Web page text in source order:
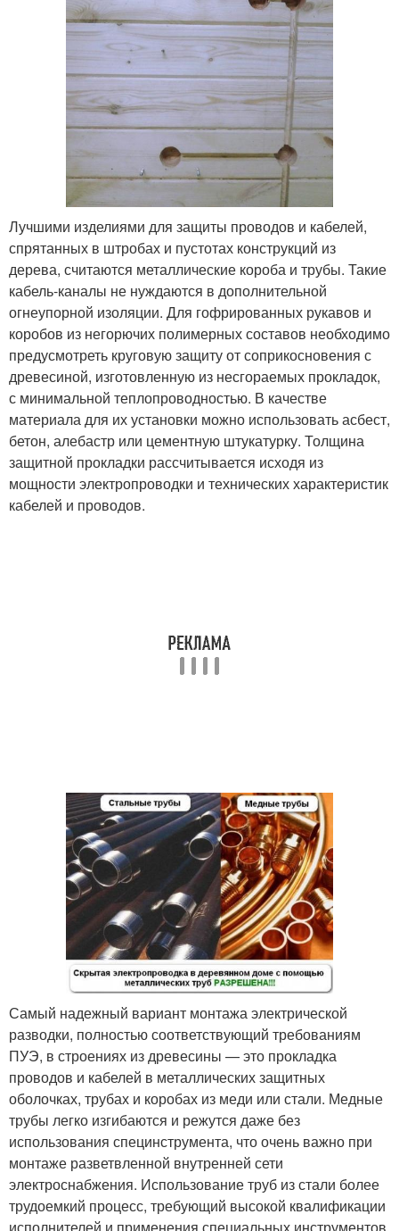
Лучшими изделиями для защиты проводов и кабелей,
спрятанных в штробах и пустотах конструкций из
дерева, считаются металлические короба и трубы. Такие
кабель-каналы не нуждаются в дополнительной
огнеупорной изоляции. Для гофрированных рукавов и
коробов из негорючих полимерных составов необходимо
предусмотреть круговую защиту от соприкосновения с
древесиной, изготовленную из несгораемых прокладок,
с минимальной теплопроводностью. В качестве
материала для их установки можно использовать асбест,
бетон, алебастр или цементную штукатурку. Толщина
защитной прокладки рассчитывается исходя из
мощности электропроводки и технических характеристик
кабелей и проводов.
Самый надежный вариант монтажа электрической
разводки, полностью соответствующий требованиям
ПУЭ, в строениях из древесины — это прокладка
проводов и кабелей в металлических защитных
оболочках, трубах и коробах из меди или стали. Медные
трубы легко изгибаются и режутся даже без
использования специнструмента, что очень важно при
монтаже разветвленной внутренней сети
электроснабжения. Использование труб из стали более
трудоемкий процесс, требующий высокой квалификации